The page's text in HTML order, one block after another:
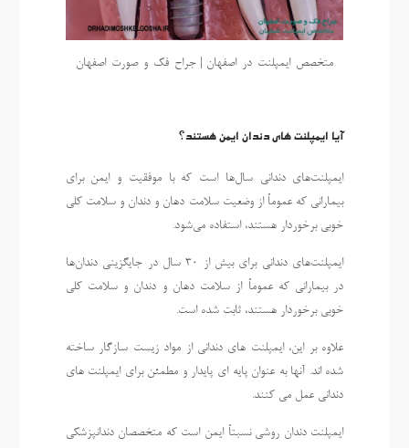
متخصص-ایمپلنت-در-اصفهان | جراح-فک-و-صورت-اصفهان
آیا ایمپلنت های دندان ایمن هستند؟
ایمپلنت‌های دندانی سال‌ها است که با موفقیت و ایمن برای
بیمارانی که عموماً از وضعیت سلامت دهان و دندان و سلامت کلی
خوبی برخوردار هستند، استفاده می‌شود.
ایمپلنت‌های دندانی برای بیش از 30 سال در جایگزینی دندان‌ها
در بیمارانی که عموماً از سلامت دهان و دندان و سلامت کلی
خوبی برخوردار هستند، ثابت شده است.
علاوه بر این، ایمپلنت های دندانی از مواد زیست سازگار ساخته
شده اند. آنها به عنوان پایه ای پایدار و مطمئن برای ایمپلنت های
دندانی عمل می کنند.
ایمپلنت دندان روشی نسبتاً ایمن است که متخصصان دندانپزشکی